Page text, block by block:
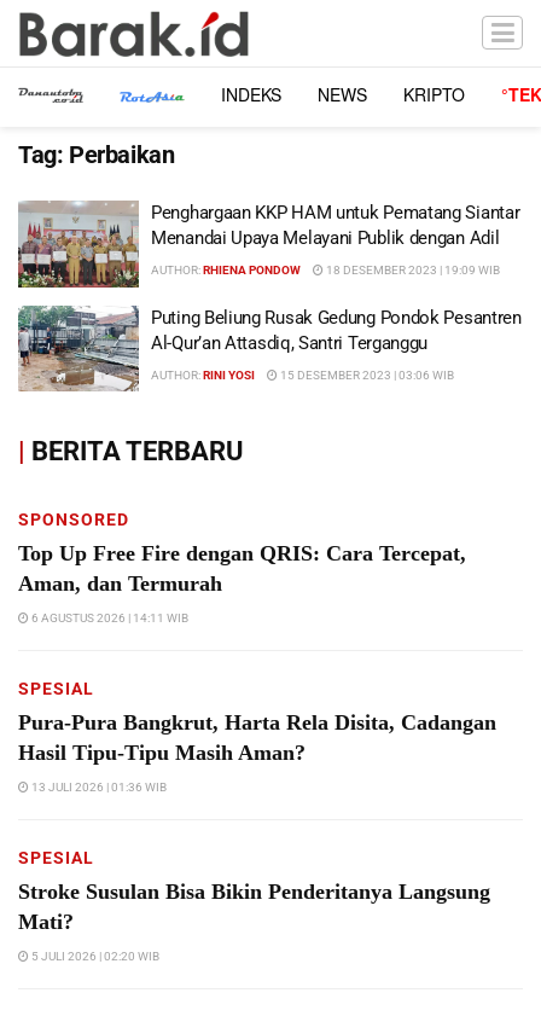
INDEKS NEWS KRIPTO
Tag: Perbaikan
Penghargaan KKP HAM untuk Pematang Siantar
Menandai Upaya Melayani Publik dengan Adil
AUTHOR:RHIENA PONDOW 18 DESEMBER 2023 | 19:09 WIB
Puting Beliung Rusak Gedung Pondok Pesantren
Al-Qur’an Attasdiq, Santri Terganggu
AUTHOR:RINI YOSI 15 DESEMBER 2023 | 03:06 WIB
| BERITA TERBARU
SPONSORED
Top Up Free Fire dengan QRIS: Cara Tercepat,
Aman, dan Termurah
6 AGUSTUS 2026 | 14:11 WIB
SPESIAL
Pura-Pura Bangkrut, Harta Rela Disita, Cadangan
Hasil Tipu-Tipu Masih Aman?
13 JULI 2026 | 01:36 WIB
SPESIAL
Stroke Susulan Bisa Bikin Penderitanya Langsung
Mati?
5 JULI 2026 | 02:20 WIB